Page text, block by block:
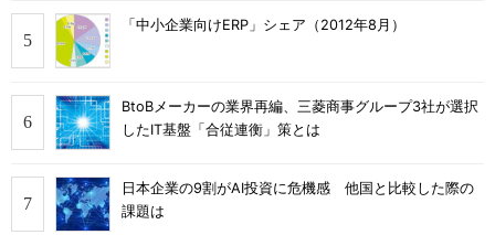
「中小企業向けERP」シェア（2012年8月）
BtoBメーカーの業界再編、三菱商事グループ3社が選択
したIT基盤「合従連衡」策とは
日本企業の9割がAI投資に危機感 他国と比較した際の
課題は